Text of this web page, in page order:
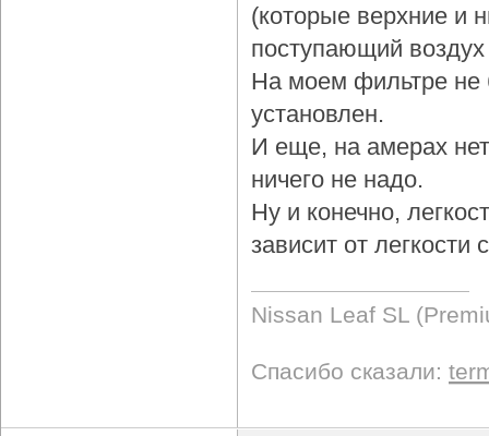
(которые верхние и
поступающий
На моем фильтре не
установлен.
И еще, на амерах
ничего не надо.
Ну и конечно,
зависит от
Nissan Leaf SL
Спасибо сказали: